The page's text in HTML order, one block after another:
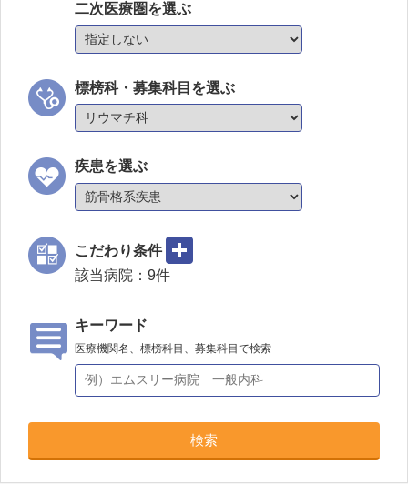
二次医療圏を選ぶ
標榜科・募集科目を選ぶ
疾患を選ぶ
こだわり条件
該当病院： 9件
キーワード
医療機関名、標榜科目、募集科目で検索
検索